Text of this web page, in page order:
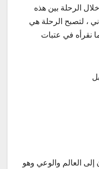
الرحلة بين هذه
، لتصبح الرحلة هي
نقرأه في عتبات
العالم والوعي وهو